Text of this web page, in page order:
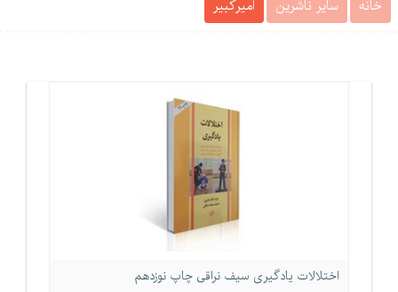
خانه سایر ناشرین امیرکبیر
اختلالات یادگیری سیف نراقی چاپ نوزدهم